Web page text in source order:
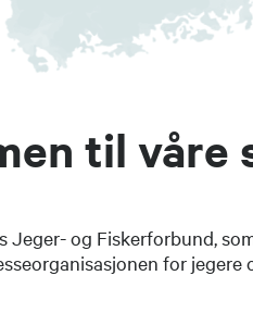
til våre
Jeger- og Fiskerforbund,
for jegere